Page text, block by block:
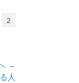
2
→
人